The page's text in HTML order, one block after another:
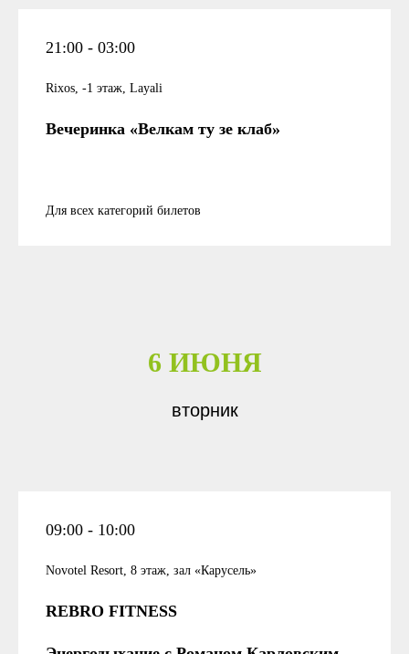
21:00 - 03:00
Rixos, -1 этаж, Layali
Вечеринка «Велкам ту зе клаб»
Для всех категорий билетов
6 ИЮНЯ
вторник
09:00 - 10:00
Novotel Resort, 8 этаж, зал «Карусель»
REBRO FITNESS